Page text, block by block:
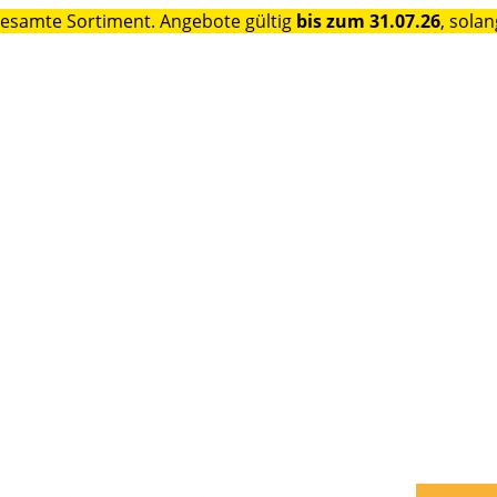
Sortiment. Angebote gültig bis zum 31.07.26,